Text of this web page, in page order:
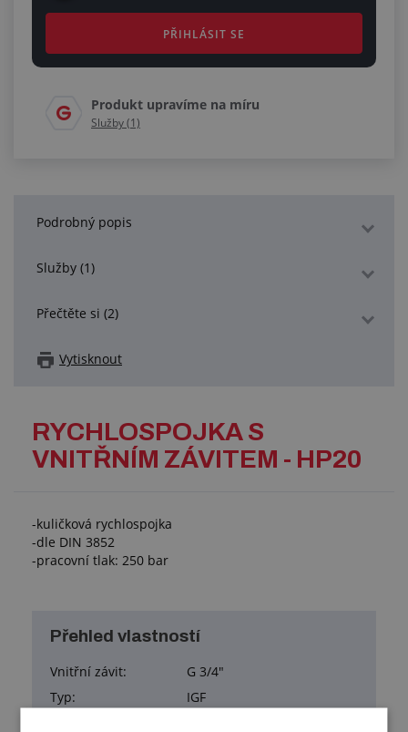
PŘIHLÁSIT SE
Produkt upravíme na míru
Služby (1)
Podrobný popis
Služby (1)
Přečtěte si (2)
Vytisknout
RYCHLOSPOJKA S
VNITŘNÍM ZÁVITEM - HP20
-kuličková rychlospojka
-dle DIN 3852
-pracovní tlak: 250 bar
Přehled vlastností
Vnitřní závit:
G 3/4"
Typ:
IGF